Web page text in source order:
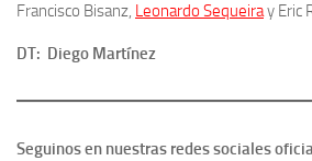
Francisco Bisanz, Leonardo Sequeiray Eric
DT: Diego Martínez
Seguinos en nuestras redes sociales